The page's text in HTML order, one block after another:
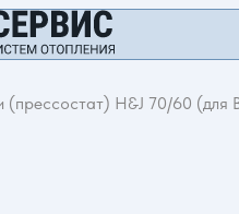
(прессостат) H&J 70/60 (для